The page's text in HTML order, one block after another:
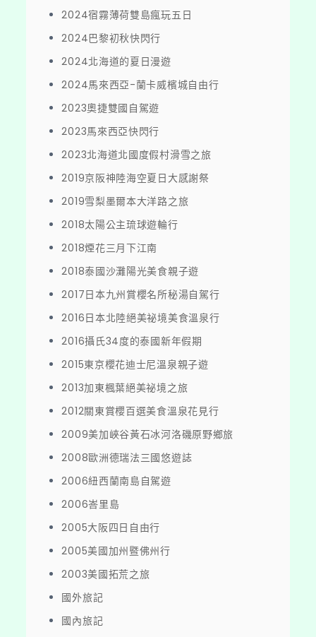
2024宿霧薄荷雙島瘋玩五日
2024巴黎初秋快閃行
2024北海道的夏日漫遊
2024馬來西亞-蘭卡威檳城自由行
2023奧捷雙國自駕遊
2023馬來西亞快閃行
2023北海道北國度假村滑雪之旅
2019京阪神陸海空夏日大感謝祭
2019雪梨墨爾本大洋路之旅
2018太陽公主琉球遊輪行
2018煙花三月下江南
2018泰國沙灘陽光美食親子遊
2017日本九州賞櫻名所秘湯自駕行
2016日本北陸絕美祕境美食溫泉行
2016攝氏34度的泰國新年假期
2015東京櫻花迪士尼溫泉親子遊
2013加東楓葉絕美祕境之旅
2012關東賞櫻百選美食溫泉花見行
2009美加峽谷黃石冰河洛磯原野鄉旅
2008歐洲德瑞法三國悠遊誌
2006紐西蘭南島自駕遊
2006峇里島
2005大阪四日自由行
2005美國加州暨佛州行
2003美國拓荒之旅
國外旅記
國內旅記